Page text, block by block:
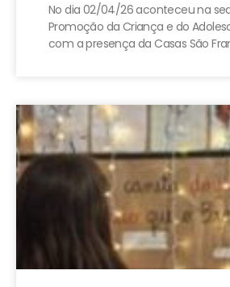
No dia 02/04/26 aconteceu na
Promoção da Criança e do
com a presença da Casas São